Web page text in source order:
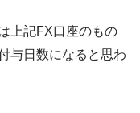
上記FX口座のもの
与日数になると思わ